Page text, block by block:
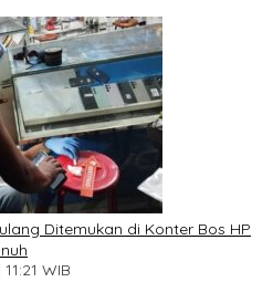
Ditemukan di Konter Bos HP
WIB